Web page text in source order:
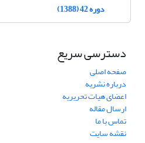
دوره 42 (1388)
دسترسی سریع
صفحه اصلی
درباره نشریه
اعضای هیات تحریریه
ارسال مقاله
تماس با ما
نقشه سایت